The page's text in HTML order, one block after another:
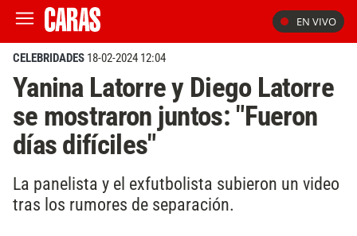
EN VIVO
CELEBRIDADES 18-02-2024 12:04
Yanina Latorre y Diego Latorre
se mostraron juntos: "Fueron
días difíciles"
La panelista y el exfutbolista subieron un video
tras los rumores de separación.